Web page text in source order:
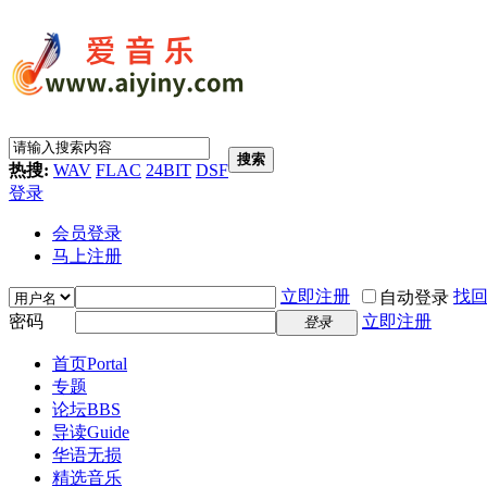
热搜: WAV FLAC 24BIT DSF
搜索
登录
会员登录
马上注册
立即注册 自动登录 找
密码
登录 立即注册
首页Portal
专题
论坛BBS
导读Guide
华语无损
精选音乐